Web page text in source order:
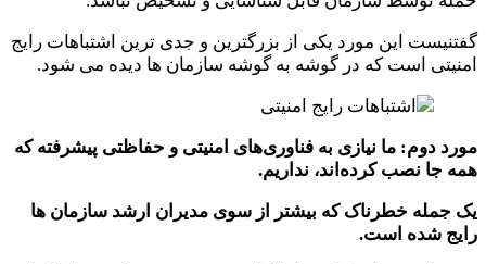
گفتنیست این مورد یکی از بزرگترین و جدی ترین اشتباهات رایج
امنیتی است که در گوشه به گوشه سازمان ها دیده می شود.
مورد دوم: ما نیازی به فناوری‌های امنیتی و حفاظتی پیشرفته‌ که
همه جا نصب کرده‌اند، نداریم.
یک جمله خطرناک که بیشتر از سوی مدیران ارشد سازمان ها
رایج شده است.